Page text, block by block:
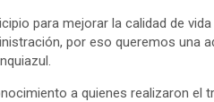
para mejorar la calidad de
por eso queremos una
a quienes realizaron el